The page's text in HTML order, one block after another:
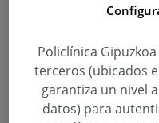
regalos para visitar a
hospitalizados,
pequeños y ánimo
Todos se lo han
Policlínica
terceros (ubicados
garantiza un nivel
datos) para